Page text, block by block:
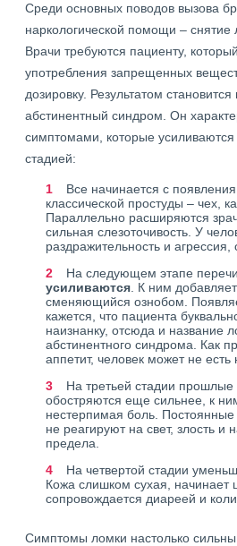
Среди основных поводов вызова
наркологической помощи – снятие
Врачи требуются пациенту,
употребления запрещенных
дозировку. Результатом
абстинентный синдром. Он
симптомами, которые усиливаются
стадией:
Все начинается с
классической простуды – чех,
Параллельно расширяются
сильная слезоточивость. У
раздражительность и
На следующем этапе
усиливаются . К ним
сменяющийся ознобом.
кажется, что пациента
наизнанку, отсюда и название
абстинентного синдрома. Как
аппетит, человек может не есть
На третьей стадии
обостряются еще сильнее, к
нестерпимая боль. Постоянные
не реагируют на свет, злость и
предела.
На четвертой стадии
Кожа слишком сухая, начинает
сопровождается диареей и
Симптомы ломки настолько